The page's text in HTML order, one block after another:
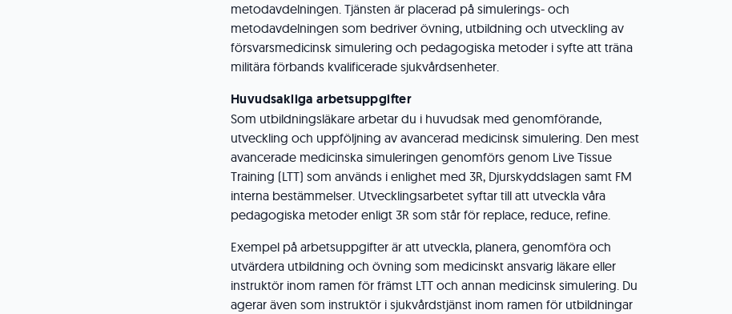
metodavdelningen. Tjänsten är placerad på simulerings- och
metodavdelningen som bedriver övning, utbildning och utveckling av
försvarsmedicinsk simulering och pedagogiska metoder i syfte att träna
militära förbands kvalificerade sjukvårdsenheter.
Huvudsakliga arbetsuppgifter
Som utbildningsläkare arbetar du i huvudsak med genomförande,
utveckling och uppföljning av avancerad medicinsk simulering. Den mest
avancerade medicinska simuleringen genomförs genom Live Tissue
Training (LTT) som används i enlighet med 3R, Djurskyddslagen samt FM
interna bestämmelser. Utvecklingsarbetet syftar till att utveckla våra
pedagogiska metoder enligt 3R som står för replace, reduce, refine.
Exempel på arbetsuppgifter är att utveckla, planera, genomföra och
utvärdera utbildning och övning som medicinskt ansvarig läkare eller
instruktör inom ramen för främst LTT och annan medicinsk simulering. Du
agerar även som instruktör i sjukvårdstjänst inom ramen för utbildningar